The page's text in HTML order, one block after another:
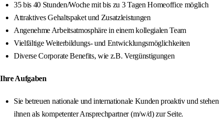
35 bis 40 Stunden/Woche mit bis zu 3 Tagen Homeoffice möglich
Attraktives Gehaltspaket und Zusatzleistungen
Angenehme Arbeitsatmosphäre in einem kollegialen Team
Vielfältige Weiterbildungs- und Entwicklungsmöglichkeiten
Diverse Corporate Benefits, wie z.B. Vergünstigungen
Ihre Aufgaben
Sie betreuen nationale und internationale Kunden proaktiv und stehen
ihnen als kompetenter Ansprechpartner (m/w/d) zur Seite.